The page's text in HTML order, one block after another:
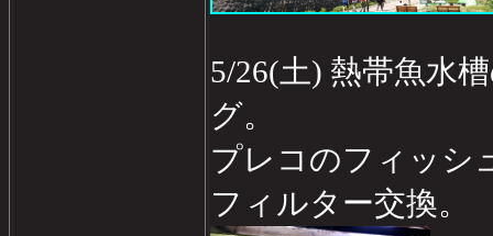
5/26(土) 熱帯魚水
グ。
プレコのフィッシ
フィルター交換。